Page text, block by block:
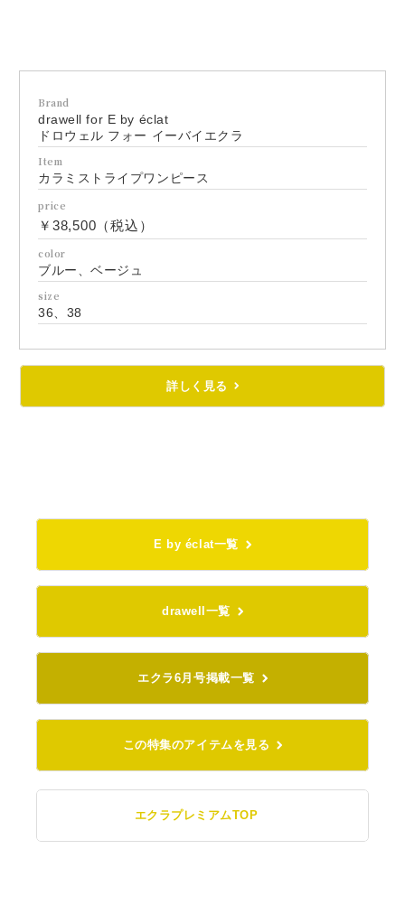
Brand
drawell for E by éclat
ドロウェル フォー イーバイエクラ
Item
カラミストライプワンピース
price
￥38,500（税込）
color
ブルー、ベージュ
size
36、38
詳しく見る
E by éclat一覧
drawell一覧
エクラ6月号掲載一覧
この特集のアイテムを見る
エクラプレミアムTOP